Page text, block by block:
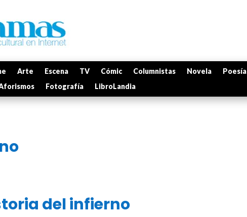
Arte Escena TV Cómic Columnistas Novela Poesía
Fotografía LibroLandia
del infierno